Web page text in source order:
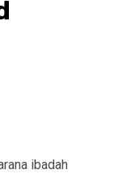
ibadah